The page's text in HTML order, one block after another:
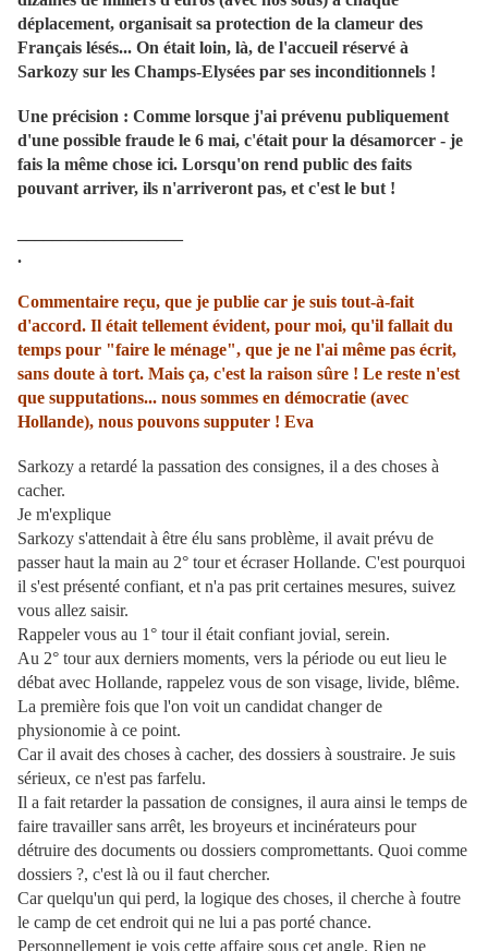
déplacement, organisait sa protection de la clameur des
Français lésés... On était loin, là, de l'accueil réservé à
Sarkozy sur les Champs-Elysées par ses inconditionnels !
Une précision : Comme lorsque j'ai prévenu publiquement
d'une possible fraude le 6 mai, c'était pour la désamorcer - je
fais la même chose ici. Lorsqu'on rend public des faits
pouvant arriver, ils n'arriveront pas, et c'est le but !
.
Commentaire reçu, que je publie car je suis tout-à-fait
d'accord. Il était tellement évident, pour moi, qu'il fallait du
temps pour "faire le ménage", que je ne l'ai même pas écrit,
sans doute à tort. Mais ça, c'est la raison sûre ! Le reste n'est
que supputations... nous sommes en démocratie (avec
Hollande), nous pouvons supputer ! Eva
Sarkozy a retardé la passation des consignes, il a des choses à
cacher.
Je m'explique
Sarkozy s'attendait à être élu sans problème, il avait prévu de
passer haut la main au 2° tour et écraser Hollande. C'est pourquoi
il s'est présenté confiant, et n'a pas prit certaines mesures, suivez
vous allez saisir.
Rappeler vous au 1° tour il était confiant jovial, serein.
Au 2° tour aux derniers moments, vers la période ou eut lieu le
débat avec Hollande, rappelez vous de son visage, livide, blême.
La première fois que l'on voit un candidat changer de
physionomie à ce point.
Car il avait des choses à cacher, des dossiers à soustraire. Je suis
sérieux, ce n'est pas farfelu.
Il a fait retarder la passation de consignes, il aura ainsi le temps de
faire travailler sans arrêt, les broyeurs et incinérateurs pour
détruire des documents ou dossiers compromettants. Quoi comme
dossiers ?, c'est là ou il faut chercher.
Car quelqu'un qui perd, la logique des choses, il cherche à foutre
le camp de cet endroit qui ne lui a pas porté chance.
Personnellement je vois cette affaire sous cet angle. Rien ne